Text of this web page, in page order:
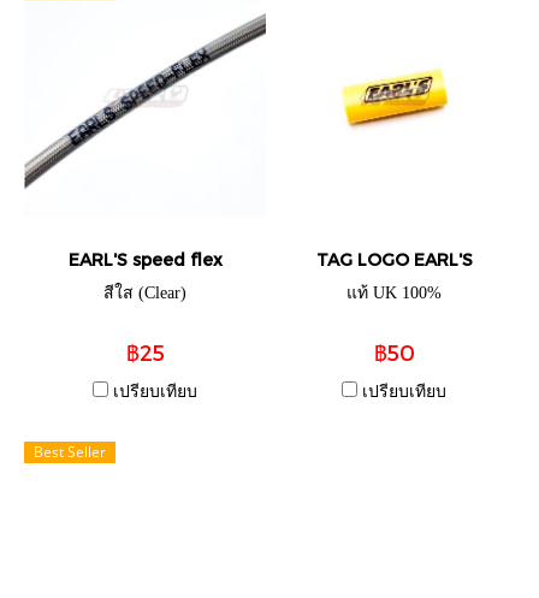
EARL'S speed flex
สีใส (Clear)
฿25
เปรียบเทียบ
TAG LOGO EARL'S
แท้ UK 100%
฿50
เปรียบเทียบ
Best Seller